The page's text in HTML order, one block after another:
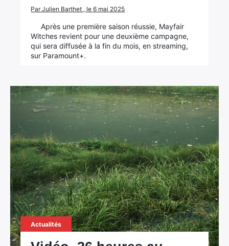
Par Julien Barthet , le 6 mai 2025
Après une première saison réussie, Mayfair
Witches revient pour une deuxième campagne,
qui sera diffusée à la fin du mois, en streaming,
sur Paramount+.
Actualités